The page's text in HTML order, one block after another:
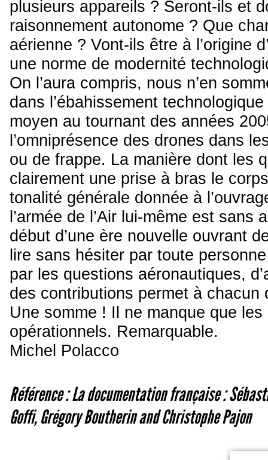
plusieurs appareils ? Seront-ils et
raisonnement autonome ? Que
aérienne ? Vont-ils être à l’origine
une norme de modernité
On l’aura compris, nous n’en
dans l’ébahissement
moyen au tournant des années
l’omniprésence des drones dans
ou de frappe. La manière dont les
clairement une prise à bras le
tonalité générale donnée à
l’armée de l’Air lui-même est sans
début d’une ère nouvelle ouvrant
lire sans hésiter par toute
par les questions aéronautiques,
des contributions permet à chacun
Une somme ! Il ne manque que
opérationnels. Remarquable.
Michel Polacco
Référence : La documentation française :
Goffi, Grégory Boutherin and Christophe Pajon